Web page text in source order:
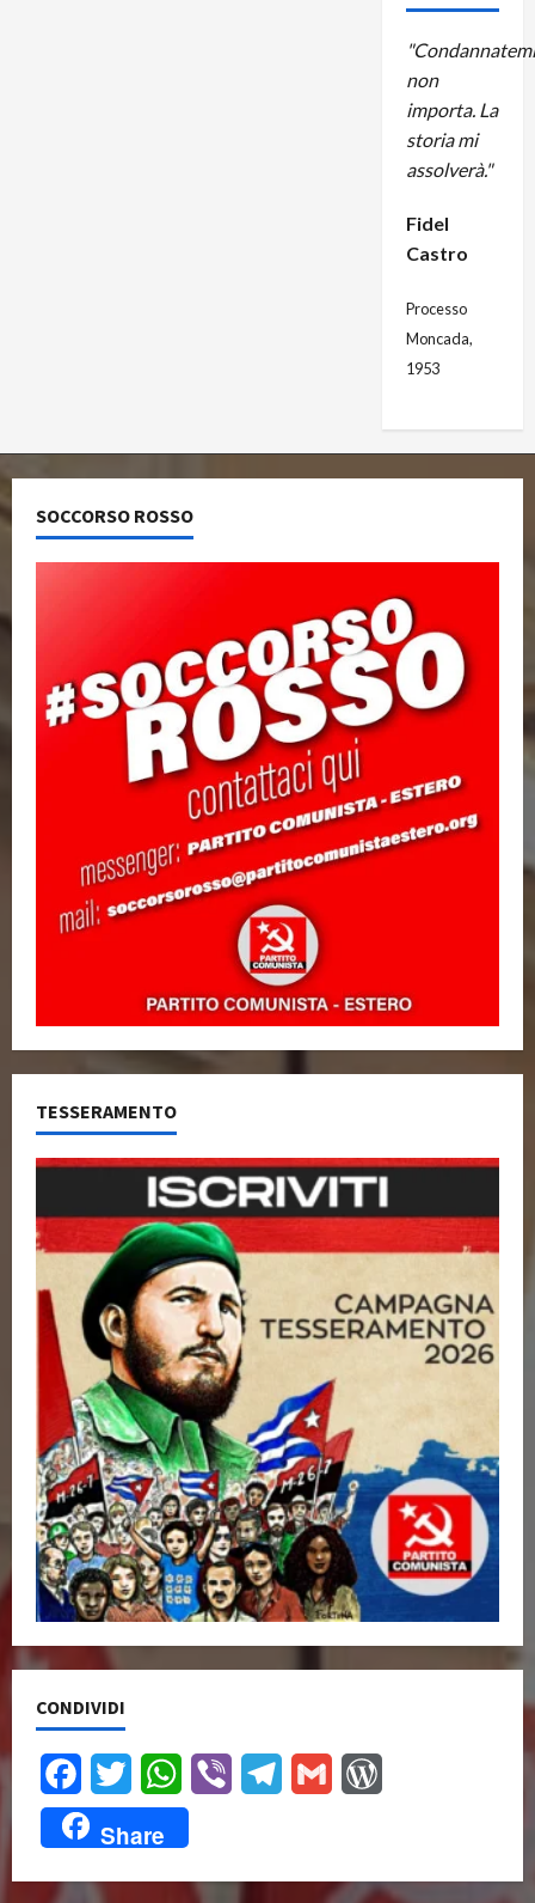
non
importa. La
storia mi
assolverà."
Fidel
Castro
Processo
Moncada,
1953
SOCCORSO ROSSO
TESSERAMENTO
CONDIVIDI
FacebookTwitter WhatsApp
Viber TelegramGmail
Share